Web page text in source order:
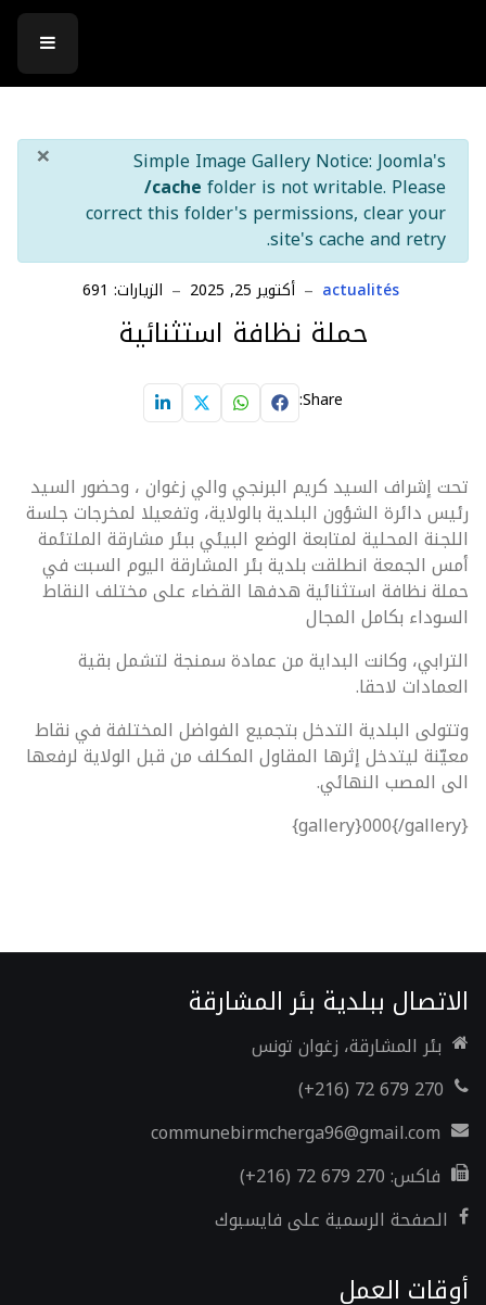
× info
Simple Image Gallery Notice: Joomla's
/cachefolder is not writable. Please
correct this folder's permissions, clear your
site's cache and retry.
actualités أكتوير 25, 2025 الزيارات: 691
حملة نظافة استثنائية
Share:
تحت إشراف السيد كريم البرنجي والي زغوان ، وحضور السيد
رئيس دائرة الشؤون البلدية بالولاية، وتفعيلا لمخرجات جلسة
اللجنة المحلية لمتابعة الوضع البيئي ببئر مشارقة الملتئمة
أمس الجمعة انطلقت بلدية بئر المشارقة اليوم السبت في
حملة نظافة استثنائية هدفها القضاء على مختلف النقاط
السوداء بكامل المجال
الترابي، وكانت البداية من عمادة سمنجة لتشمل بقية
العمادات لاحقا.
وتتولى البلدية التدخل بتجميع الفواضل المختلفة في نقاط
معيّنة ليتدخل إثرها المقاول المكلف من قبل الولاية لرفعها
الى المصب النهائي.
{gallery}000{/gallery}
الاتصال ببلدية بئر المشارقة
بئر المشارقة، زغوان تونس
(+216) 72 679 270
communebirmcherga96@gmail.com
فاكس:(+216) 72 679 270
الصفحة الرسمية على فايسبوك
أوقات العمل